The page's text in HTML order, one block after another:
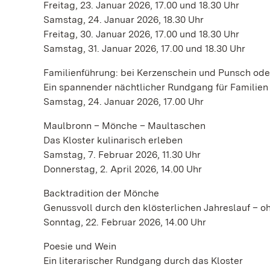
Freitag, 23. Januar 2026, 17.00 und 18.30 Uhr
Samstag, 24. Januar 2026, 18.30 Uhr
Freitag, 30. Januar 2026, 17.00 und 18.30 Uhr
Samstag, 31. Januar 2026, 17.00 und 18.30 Uhr
Familienführung: bei Kerzenschein und Punsch
Ein spannender nächtlicher Rundgang für Familien
Samstag, 24. Januar 2026, 17.00 Uhr
Maulbronn – Mönche – Maultaschen
Das Kloster kulinarisch erleben
Samstag, 7. Februar 2026, 11.30 Uhr
Donnerstag, 2. April 2026, 14.00 Uhr
Backtradition der Mönche
Genussvoll durch den klösterlichen Jahreslauf –
Sonntag, 22. Februar 2026, 14.00 Uhr
Poesie und Wein
Ein literarischer Rundgang durch das Kloster